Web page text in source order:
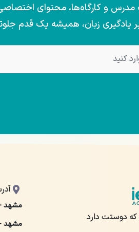
مدرس و کارگاه‌ها، محتوای
زبان، همیشه یک قدم
دوستت دارد
مشهد
مشهد -